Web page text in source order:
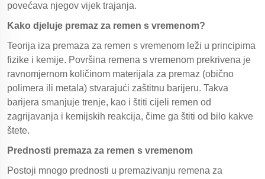
povećava njegov vijek trajanja.
Kako djeluje premaz za remen s vremenom?
Teorija iza premaza za remen s vremenom leži u principima
fizike i kemije. Površina remena s vremenom prekrivena je
ravnomjernom količinom materijala za premaz (obično
polimera ili metala) stvarajući zaštitnu barijeru. Takva
barijera smanjuje trenje, kao i štiti cijeli remen od
zagrijavanja i kemijskih reakcija, čime ga štiti od bilo kakve
štete.
Prednosti premaza za remen s vremenom
Postoji mnogo prednosti u premazivanju remena za